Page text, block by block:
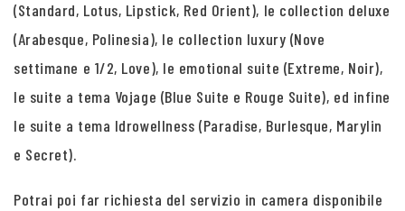
(Standard, Lotus, Lipstick, Red Orient), le collection deluxe
(Arabesque, Polinesia), le collection luxury (Nove
settimane e 1/2, Love), le emotional suite (Extreme, Noir),
le suite a tema Vojage (Blue Suite e Rouge Suite), ed infine
le suite a tema Idrowellness (Paradise, Burlesque, Marylin
e Secret).
Potrai poi far richiesta del servizio in camera disponibile